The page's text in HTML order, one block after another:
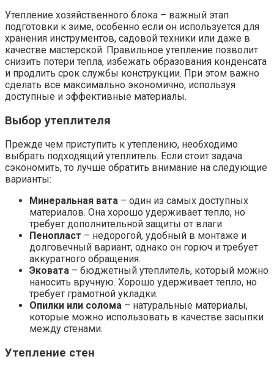
Утепление хозяйственного блока – важный этап
подготовки к зиме, особенно если он используется для
хранения инструментов, садовой техники или даже в
качестве мастерской. Правильное утепление позволит
снизить потери тепла, избежать образования конденсата
и продлить срок службы конструкции. При этом важно
сделать все максимально экономично, используя
доступные и эффективные материалы.
Выбор утеплителя
Прежде чем приступить к утеплению, необходимо
выбрать подходящий утеплитель. Если стоит задача
сэкономить, то лучше обратить внимание на следующие
варианты:
Минеральная вата – один из самых доступных
материалов. Она хорошо удерживает тепло, но
требует дополнительной защиты от влаги.
Пенопласт – недорогой, удобный в монтаже и
долговечный вариант, однако он горюч и требует
аккуратного обращения.
Эковата – бюджетный утеплитель, который можно
наносить вручную. Хорошо удерживает тепло, но
требует грамотной укладки.
Опилки или солома – натуральные материалы,
которые можно использовать в качестве засыпки
между стенами.
Утепление стен